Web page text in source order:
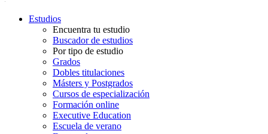
Estudios
Encuentra tu estudio
Buscador de estudios
Por tipo de estudio
Grados
Dobles titulaciones
Másters y Postgrados
Cursos de especialización
Formación online
Executive Education
Escuela de verano